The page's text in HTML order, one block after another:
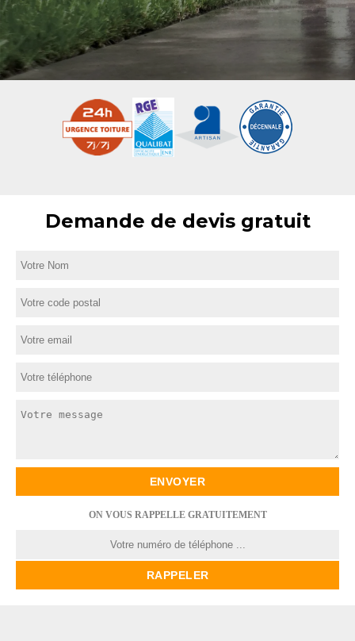
Demande de devis gratuit
ON VOUS RAPPELLE GRATUITEMENT